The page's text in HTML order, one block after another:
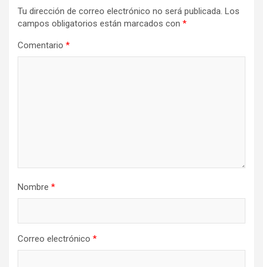
Tu dirección de correo electrónico no será publicada. Los
campos obligatorios están marcados con *
Comentario *
Nombre *
Correo electrónico *